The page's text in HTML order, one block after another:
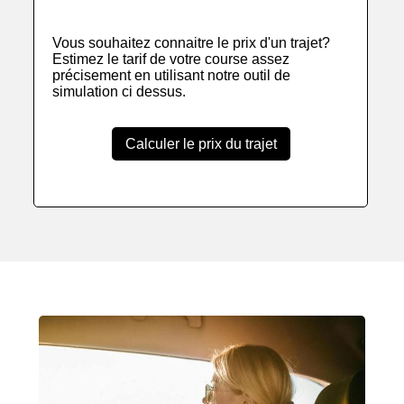
Vous souhaitez connaitre le prix d'un trajet?
Estimez le tarif de votre course assez
précisement en utilisant notre outil de
simulation ci dessus.
Calculer le prix du trajet